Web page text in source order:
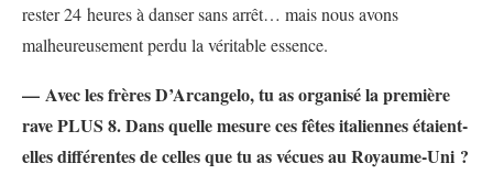
rester 24 heures à danser sans arrêt… mais nous avons
malheureusement perdu la véritable essence.
— Avec les frères D’Arcangelo, tu as organisé la première
rave PLUS 8. Dans quelle mesure ces fêtes italiennes étaient-
elles différentes de celles que tu as vécues au Royaume-Uni ?